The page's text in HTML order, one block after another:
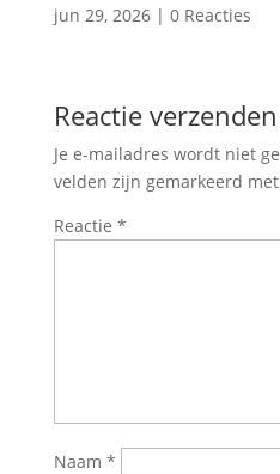
jun 29, 2026| 0 Reacties
Reactie verzenden
Je e-mailadres wordt niet
velden zijn gemarkeerd met
Reactie *
Naam *